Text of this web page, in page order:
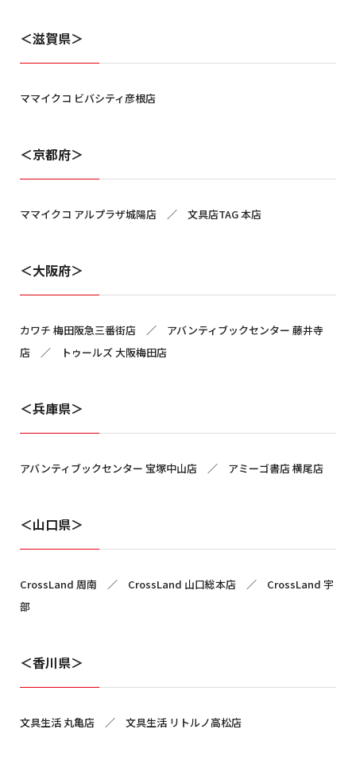
＜滋賀県＞
ママイクコ ビバシティ彦根店
＜京都府＞
ママイクコ アルプラザ城陽店 ／ 文具店TAG 本店
＜大阪府＞
カワチ 梅田阪急三番街店 ／ アバンティブックセンター 藤井寺
店 ／ トゥールズ 大阪梅田店
＜兵庫県＞
アバンティブックセンター 宝塚中山店 ／ アミーゴ書店 横尾店
＜山口県＞
CrossLand 周南 ／ CrossLand 山口総本店 ／ CrossLand 宇
部
＜香川県＞
文具生活 丸亀店 ／ 文具生活 リトルノ高松店